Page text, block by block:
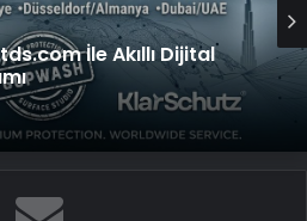
İle Akıllı Dijital